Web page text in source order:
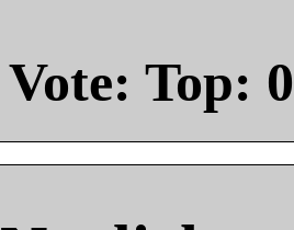
Vote: Top: 0